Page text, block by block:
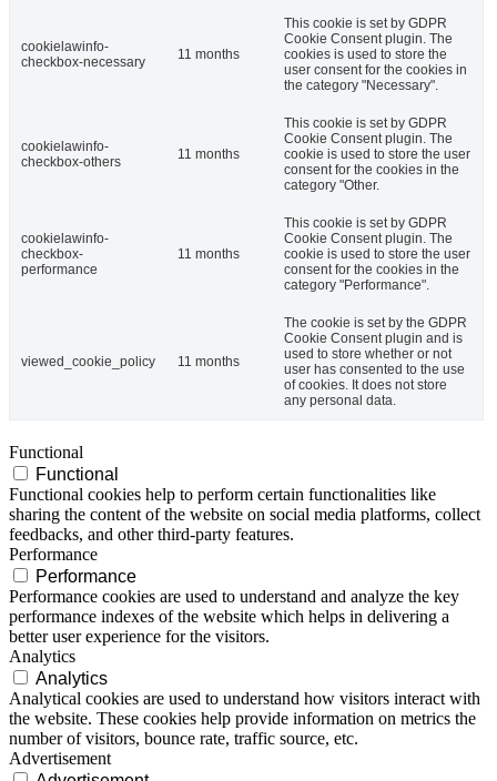
cookielawinfo-
checkbox-necessary
11 months
This cookie is set by GDPR
Cookie Consent plugin. The
cookies is used to store the
user consent for the cookies in
the category "Necessary".
cookielawinfo-
checkbox-others
11 months
This cookie is set by GDPR
Cookie Consent plugin. The
cookie is used to store the user
consent for the cookies in the
category "Other.
cookielawinfo-
checkbox-
performance
11 months
This cookie is set by GDPR
Cookie Consent plugin. The
cookie is used to store the user
consent for the cookies in the
category "Performance".
viewed_cookie_policy 11 months
The cookie is set by the GDPR
Cookie Consent plugin and is
used to store whether or not
user has consented to the use
of cookies. It does not store
any personal data.
Functional
Functional
Functional cookies help to perform certain functionalities like
sharing the content of the website on social media platforms, collect
feedbacks, and other third-party features.
Performance
Performance
Performance cookies are used to understand and analyze the key
performance indexes of the website which helps in delivering a
better user experience for the visitors.
Analytics
Analytics
Analytical cookies are used to understand how visitors interact with
the website. These cookies help provide information on metrics the
number of visitors, bounce rate, traffic source, etc.
Advertisement